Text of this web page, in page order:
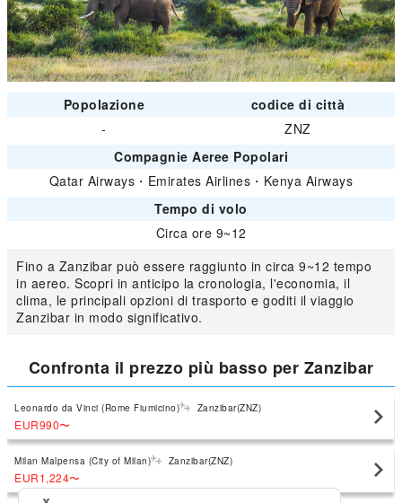
Popolazione
codice di città
-
ZNZ
Compagnie Aeree Popolari
Qatar Airways ・ Emirates Airlines ・ Kenya Airways
Tempo di volo
Circa ore 9~12
Fino a Zanzibar può essere raggiunto in circa 9~12 tempo
in aereo. Scopri in anticipo la cronologia, l'economia, il
clima, le principali opzioni di trasporto e goditi il viaggio
Zanzibar in modo significativo.
Confronta il prezzo più basso per Zanzibar
Leonardo da Vinci (Rome Fiumicino) Zanzibar(ZNZ)
EUR990〜
Milan Malpensa (City of Milan) Zanzibar(ZNZ)
EUR1,224〜